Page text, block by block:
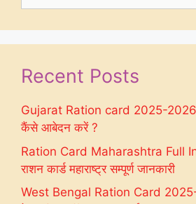
Recent Posts
Gujarat Ration card 2025-2026 :
कैंसे आबेदन करें ?
Ration Card Maharashtra Full
राशन कार्ड महाराष्ट्र सम्पूर्ण जानकारी
West Bengal Ration Card 2025-